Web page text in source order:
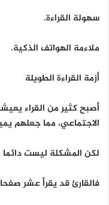
سهولة القراءة.
ملاءمة الهواتف الذكية.
أزمة القراءة الطويلة
أصبح كثير من القراء
الاجتماعي، مما جعلهم
لكن المشكلة ليست
فالقارئ قد يقرأ عشر